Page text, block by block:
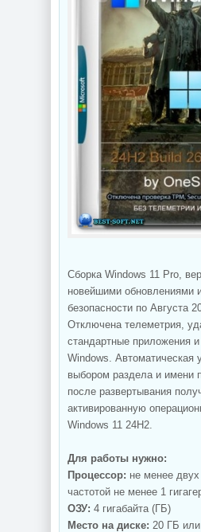
Сборка Windows 11 Pro,
новейшими обновлениями
безопасности по Августа
Отключена телеметрия,
стандартные приложения
Windows. Автоматическая
выбором раздела и имени
после развертывания
активированную
Windows 11 24H2.
Для работы нужно:
Процессор: не менее
частотой не менее 1
ОЗУ: 4 гигабайта (ГБ)
Место на диске: 20 ГБ